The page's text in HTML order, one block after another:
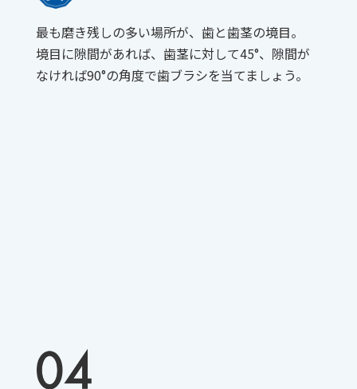
最も磨き残しの多い場所が、歯と歯茎の境目。
境目に隙間があれば、歯茎に対して45°、隙間が
なければ90°の角度で歯ブラシを当てましょう。